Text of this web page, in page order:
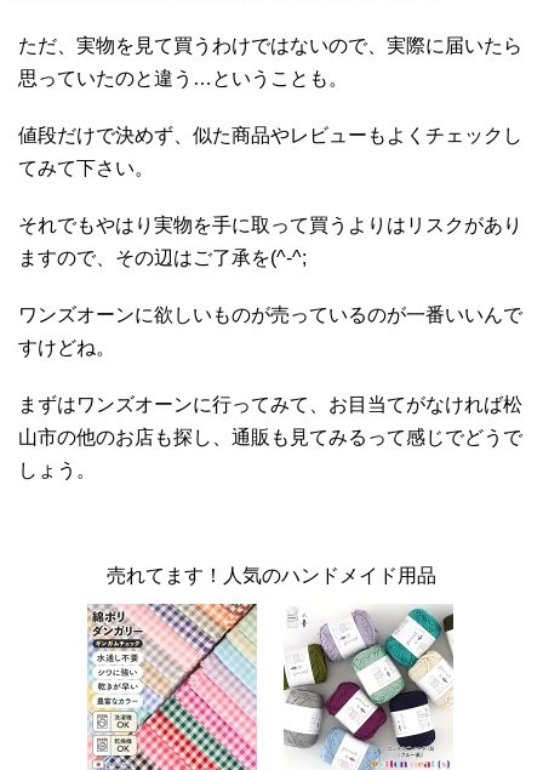
ただ、実物を見て買うわけではないので、実際に届いたら
思っていたのと違う…ということも。
値段だけで決めず、似た商品やレビューもよくチェックし
てみて下さい。
それでもやはり実物を手に取って買うよりはリスクがあり
ますので、その辺はご了承を(^-^;
ワンズオーンに欲しいものが売っているのが一番いいんで
すけどね。
まずはワンズオーンに行ってみて、お目当てがなければ松
山市の他のお店も探し、通販も見てみるって感じでどうで
しょう。
売れてます！人気のハンドメイド用品